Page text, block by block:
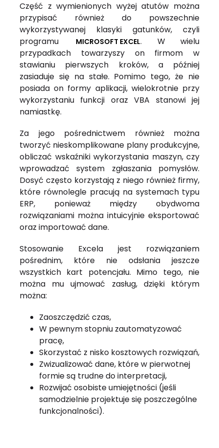
Część z wymienionych wyżej atutów można
przypisać również do powszechnie
wykorzystywanej klasyki gatunków, czyli
programu
MICROSOFT EXCEL. W wielu
przypadkach towarzyszy on firmom w
stawianiu pierwszych kroków, a później
zasiaduje się na stałe. Pomimo tego, że nie
posiada on formy aplikacji, wielokrotnie przy
wykorzystaniu funkcji oraz VBA stanowi jej
namiastkę.
Za jego pośrednictwem również można
tworzyć nieskomplikowane plany produkcyjne,
obliczać wskaźniki wykorzystania maszyn, czy
wprowadzać system zgłaszania pomysłów.
Dosyć często korzystają z niego również firmy,
które równolegle pracują na systemach typu
ERP, ponieważ między obydwoma
rozwiązaniami można intuicyjnie eksportować
oraz importować dane.
Stosowanie Excela jest rozwiązaniem
pośrednim, które nie odsłania jeszcze
wszystkich kart potencjału. Mimo tego, nie
można mu ujmować zasług, dzięki którym
można:
Zaoszczędzić czas,
W pewnym stopniu zautomatyzować
pracę,
Skorzystać z nisko kosztowych rozwiązań,
Zwizualizować dane, które w pierwotnej
formie są trudne do interpretacji,
Rozwijać osobiste umiejętności (jeśli
samodzielnie projektuje się poszczególne
funkcjonalności).